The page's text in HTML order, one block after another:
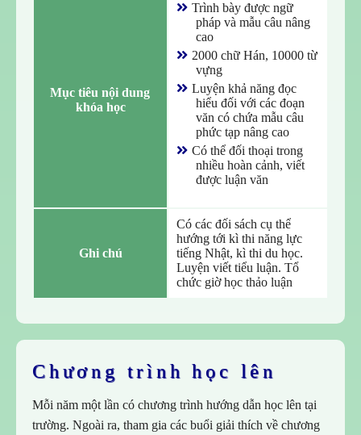
Mục tiêu nội dung
khóa học
Trình bày được ngữ
pháp và mẫu câu nâng
cao
2000 chữ Hán, 10000 từ
vựng
Luyện khả năng đọc
hiểu đối với các đoạn
văn có chứa mẫu câu
phức tạp nâng cao
Có thể đối thoại trong
nhiều hoàn cảnh, viết
được luận văn
Ghi chú
Có các đối sách cụ thể
hướng tới kì thi năng lực
tiếng Nhật, kì thi du học.
Luyện viết tiểu luận. Tổ
chức giờ học thảo luận
Chương trình học lên
Mỗi năm một lần có chương trình hướng dẫn học lên tại
trường. Ngoài ra, tham gia các buổi giải thích về chương